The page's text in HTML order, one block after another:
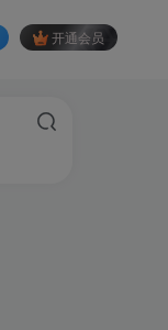
开通会员